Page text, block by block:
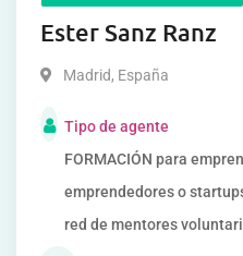
Ester Sanz Ranz
Madrid, España
Tipo de agente
FORMACIÓN para
emprendedores o
red de mentores